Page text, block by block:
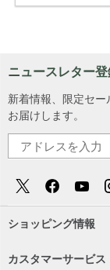
ニュースレター登
新着情報、限定セー
お届けします。
ショッピング情報
カスタマーサービス